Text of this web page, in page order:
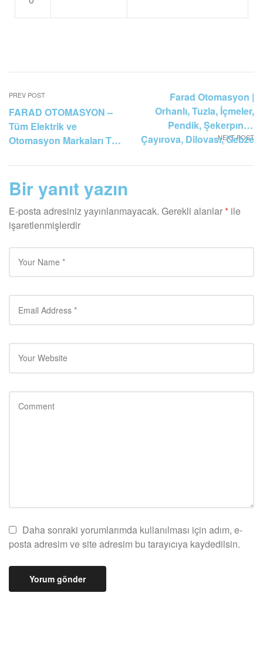
PREV POST
FARAD OTOMASYON –
Tüm Elektrik ve
Otomasyon Markaları Tek
NEXT POST
Farad Otomasyon |
Orhanlı, Tuzla, İçmeler,
Pendik, Şekerpınar,
Çayırova, Dilovası, Gebze
Bir yanıt yazın
E-posta adresiniz yayınlanmayacak. Gerekli alanlar* ile
işaretlenmişlerdir
Daha sonraki yorumlarımda kullanılması için adım, e-
posta adresim ve site adresim bu tarayıcıya kaydedilsin.